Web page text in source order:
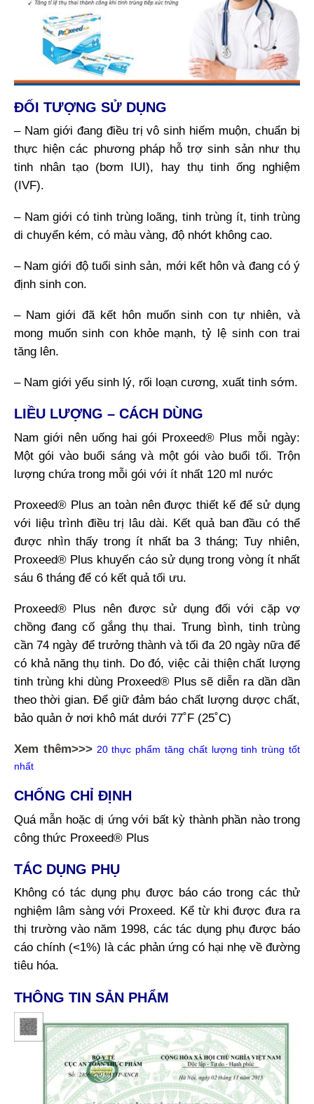
ĐỐI TƯỢNG SỬ DỤNG
– Nam giới đang điều trị vô sinh hiếm muộn, chuẩn bị
thực hiện các phương pháp hỗ trợ sinh sản như thụ
tinh nhân tạo (bơm IUI), hay thụ tinh ống nghiệm
(IVF).
– Nam giới có tinh trùng loãng, tinh trùng ít, tinh trùng
di chuyển kém, có màu vàng, độ nhớt không cao.
– Nam giới độ tuổi sinh sản, mới kết hôn và đang có ý
định sinh con.
– Nam giới đã kết hôn muốn sinh con tự nhiên, và
mong muốn sinh con khỏe mạnh, tỷ lệ sinh con trai
tăng lên.
– Nam giới yếu sinh lý, rối loạn cương, xuất tinh sớm.
LIỀU LƯỢNG – CÁCH DÙNG
Nam giới nên uống hai gói Proxeed® Plus mỗi ngày:
Một gói vào buổi sáng và một gói vào buổi tối. Trộn
lượng chứa trong mỗi gói với ít nhất 120 ml nước
Proxeed® Plus an toàn nên được thiết kế để sử dụng
với liệu trình điều trị lâu dài. Kết quả ban đầu có thể
được nhìn thấy trong ít nhất ba 3 tháng; Tuy nhiên,
Proxeed® Plus khuyến cáo sử dụng trong vòng ít nhất
sáu 6 tháng để có kết quả tối ưu.
Proxeed® Plus nên được sử dụng đối với cặp vợ
chồng đang cố gắng thụ thai. Trung bình, tinh trùng
cần 74 ngày để trưởng thành và tối đa 20 ngày nữa để
có khả năng thụ tinh. Do đó, việc cải thiện chất lượng
tinh trùng khi dùng Proxeed® Plus sẽ diễn ra dần dần
theo thời gian. Để giữ đảm báo chất lượng dược chất,
bảo quản ở nơi khô mát dưới 77˚F (25˚C)
Xem thêm>>> 20 thực phẩm tăng chất lượng tinh trùng tốt
nhất
CHỐNG CHỈ ĐỊNH
Quá mẫn hoặc dị ứng với bất kỳ thành phần nào trong
công thức Proxeed® Plus
TÁC DỤNG PHỤ
Không có tác dụng phụ được báo cáo trong các thử
nghiệm lâm sàng với Proxeed. Kể từ khi được đưa ra
thị trường vào năm 1998, các tác dụng phụ được báo
cáo chính (<1%) là các phản ứng có hại nhẹ về đường
tiêu hóa.
THÔNG TIN SẢN PHẨM